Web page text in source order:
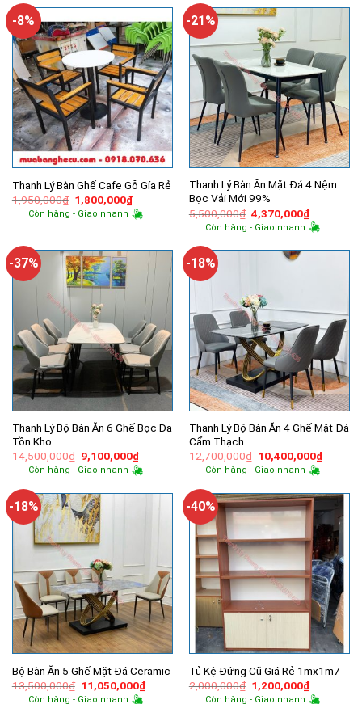
500,000₫.
250,000₫.
-8%
Thanh Lý Bàn Ghế Cafe Gỗ Gía Rẻ
1,950,000₫ Giá
gốc
là:
1,800,000₫Giá
hiện
tại
Còn hàng - Giao nhanh
-21%
Thanh Lý Bàn Ăn Mặt Đá 4 Nệm
Bọc Vải Mới 99%
5,500,000₫ Giá
gốc
là:
4,370,000₫Giá
hiện
tại
Còn hàng - Giao nhanh
-37%
Thanh Lý Bộ Bàn Ăn 6 Ghế Bọc Da
Tồn Kho
14,500,000₫ Giá
gốc
là:
9,100,000₫Giá
hiện
tại
9,100,000₫.
Còn hàng - Giao nhanh
-18%
Thanh Lý Bộ Bàn Ăn 4 Ghế Mặt Đá
Cẩm Thạch
12,700,000₫ Giá
gốc
là:
10,400,000₫Giá
hiện
Còn hàng - Giao nhanh
-18%
Bộ Bàn Ăn 5 Ghế Mặt Đá Ceramic
13,500,000₫ Giá
gốc
11,050,000₫Giá
hiện
Còn hàng - Giao nhanh
-40%
Tủ Kệ Đứng Cũ Giá Rẻ 1mx1m7
2,000,000₫ Giá
gốc
1,200,000₫Giá
hiện
Còn hàng - Giao nhanh